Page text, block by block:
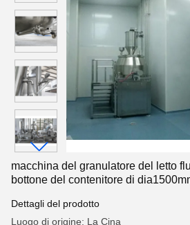
macchina del granulatore del letto
bottone del contenitore di
Dettagli del prodotto
Luogo di origine: La Cina